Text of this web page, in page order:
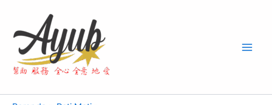
konten